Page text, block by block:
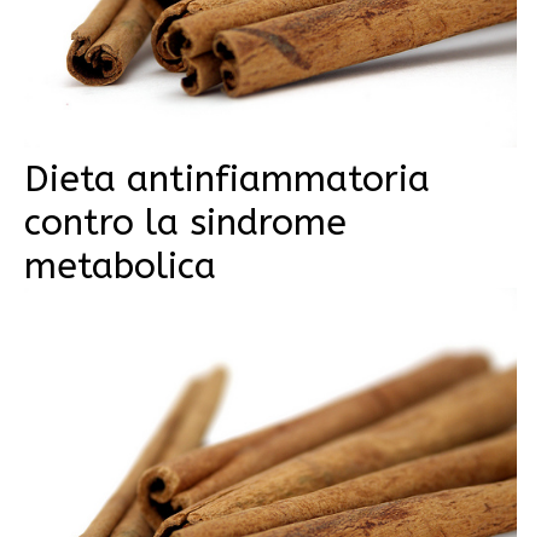
Dieta antinfiammatoria
contro la sindrome
metabolica